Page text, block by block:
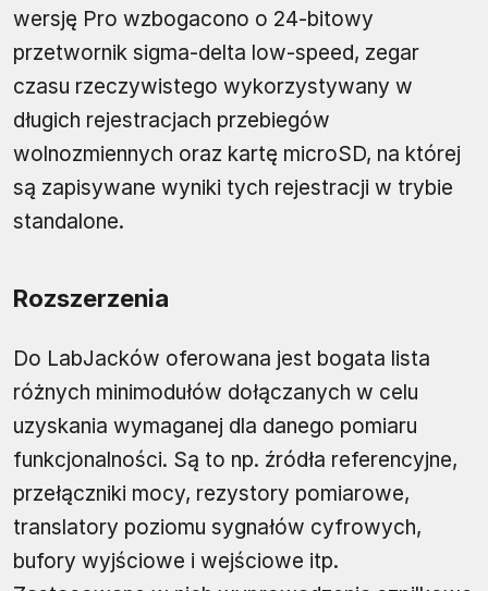
wersję Pro wzbogacono o 24-bitowy
przetwornik sigma-delta low-speed, zegar
czasu rzeczywistego wykorzystywany w
długich rejestracjach przebiegów
wolnozmiennych oraz kartę microSD, na której
są zapisywane wyniki tych rejestracji w trybie
standalone.
Rozszerzenia
Do LabJacków oferowana jest bogata lista
różnych minimodułów dołączanych w celu
uzyskania wymaganej dla danego pomiaru
funkcjonalności. Są to np. źródła referencyjne,
przełączniki mocy, rezystory pomiarowe,
translatory poziomu sygnałów cyfrowych,
bufory wyjściowe i wejściowe itp.